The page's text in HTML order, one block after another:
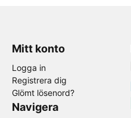
Mitt konto
Logga in
Registrera dig
Glömt lösenord?
Navigera